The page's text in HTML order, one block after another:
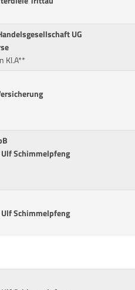
UG
Kl.A**
Ulf Schimmelpfeng
Ulf Schimmelpfeng